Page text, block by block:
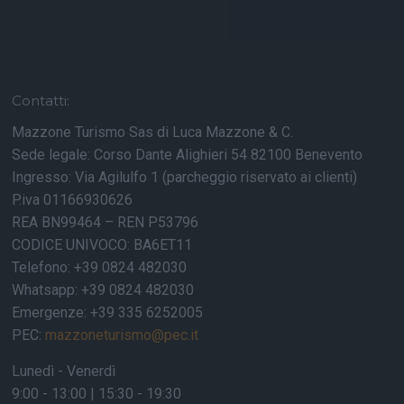
Contatti:
Mazzone Turismo Sas di Luca Mazzone & C.
Sede legale: Corso Dante Alighieri 54 82100 Benevento
Ingresso: Via Agilulfo 1 (parcheggio riservato ai clienti)
P.iva 01166930626
REA BN99464 – REN P53796
CODICE UNIVOCO: BA6ET11
Telefono: +39 0824 482030
Whatsapp: +39 0824 482030
Emergenze: +39 335 6252005
PEC: mazzoneturismo@pec.it
Lunedì - Venerdì
9:00 - 13:00 | 15:30 - 19:30